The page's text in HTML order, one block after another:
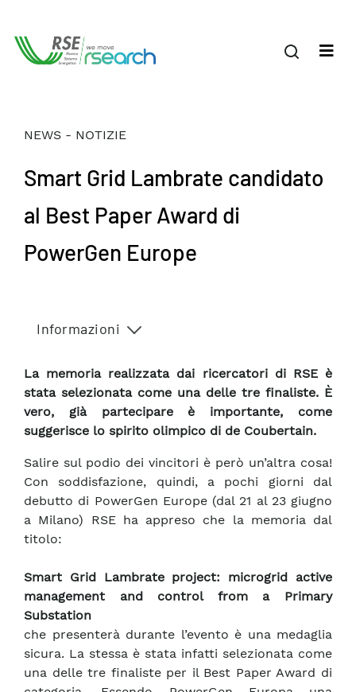
NEWS - NOTIZIE
Smart Grid Lambrate candidato
al Best Paper Award di
PowerGen Europe
Informazioni
La memoria realizzata dai ricercatori di RSE è
stata selezionata come una delle tre finaliste. È
vero, già partecipare è importante, come
suggerisce lo spirito olimpico di de Coubertain.
Salire sul podio dei vincitori è però un’altra cosa!
Con soddisfazione, quindi, a pochi giorni dal
debutto di PowerGen Europe (dal 21 al 23 giugno
a Milano) RSE ha appreso che la memoria dal
titolo:
Smart Grid Lambrate project: microgrid active
management and control from a Primary
Substation
che presenterà durante l’evento è una medaglia
sicura. La stessa è stata infatti selezionata come
una delle tre finaliste per il Best Paper Award di